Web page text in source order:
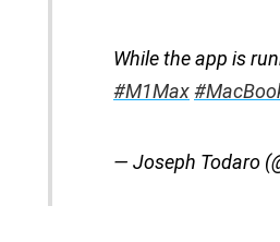
While the app is
#M1Max
— Joseph Todaro